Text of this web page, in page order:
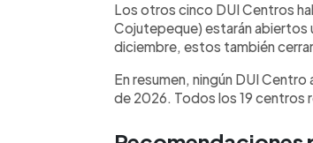
Los otros cinco DUI Centros
Cojutepeque) estarán abiertos
diciembre, estos también
En resumen, ningún DUI
de 2026. Todos los 19 centros